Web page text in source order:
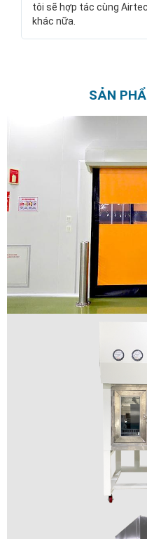
tôi sẽ hợp tác cùng
khác nữa.
SẢN